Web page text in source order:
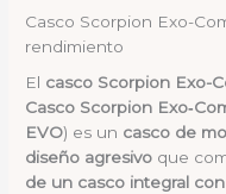
Casco Scorpion Exo-
rendimiento
El casco Scorpion Exo-
Casco Scorpion
EVO) es un casco de
diseño agresivo que
de un casco integral